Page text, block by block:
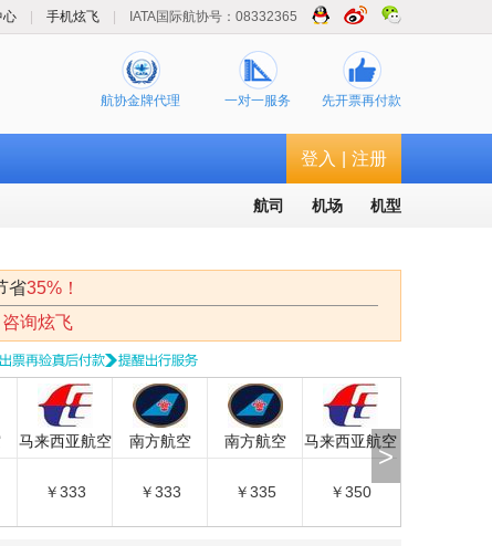
心 手机炫飞 IATA国际航协号：08332365
航协金牌代理 一对一服务 先开票再付款
登入 注册
航司 机场 机型
省35%！
咨询炫飞
来西亚航空
￥333
南方航空
￥333
南方航空
￥335
马来西亚航空
￥350
肯尼亚航空
>